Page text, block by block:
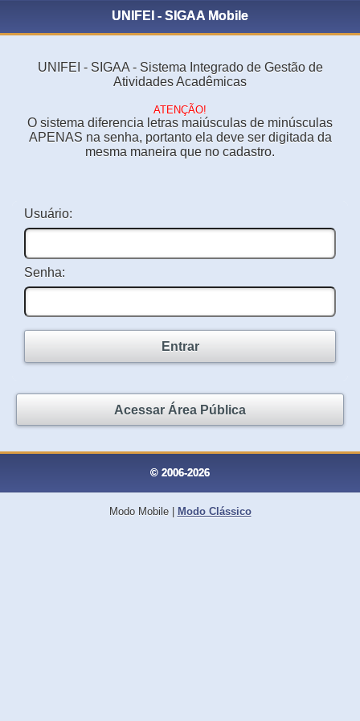
UNIFEI - SIGAA Mobile
UNIFEI - SIGAA - Sistema Integrado de Gestão de
Atividades Acadêmicas
ATENÇÃO!
O sistema diferencia letras maiúsculas de minúsculas
APENAS na senha, portanto ela deve ser digitada da
mesma maneira que no cadastro.
Usuário:
Senha:
Entrar
Acessar Área Pública
© 2006-2026
Modo Mobile| Modo Clássico